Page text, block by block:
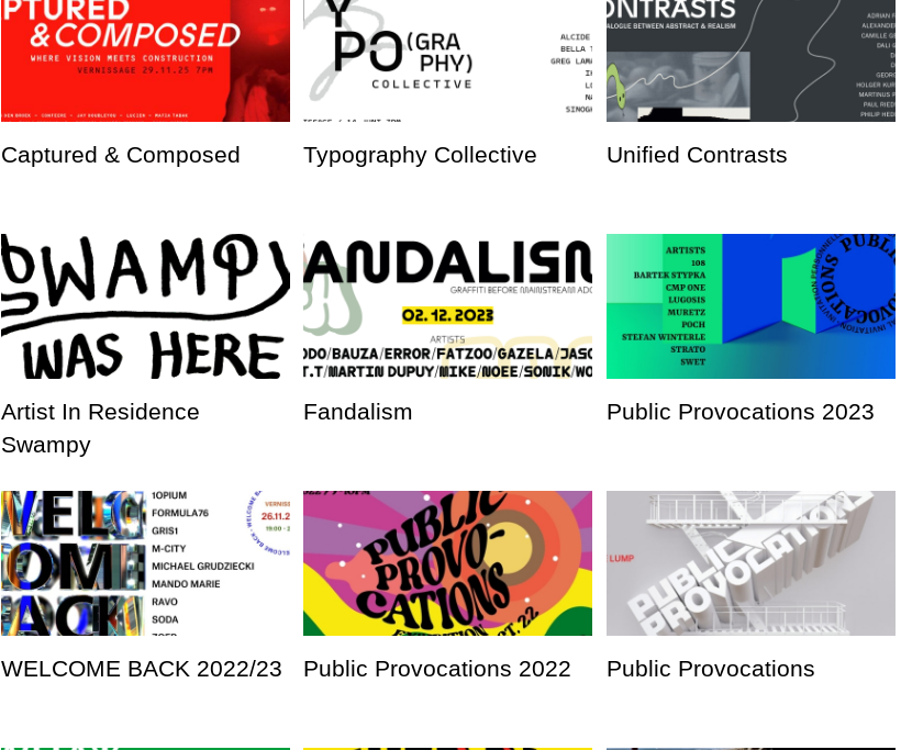
Captured & Composed Typography Collective Unified Contrasts
Artist In Residence
Swampy
Fandalism Public Provocations 2023
WELCOME BACK 2022/23 Public Provocations 2022 Public Provocations